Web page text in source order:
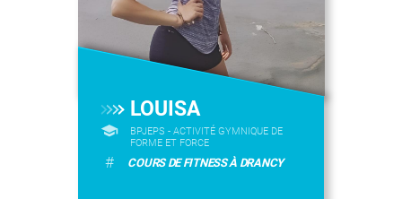
LOUISA
BPJEPS - ACTIVITÉ GYMNIQUE DE
FORME ET FORCE
# COURS DE FITNESS À DRANCY